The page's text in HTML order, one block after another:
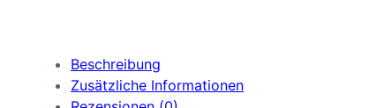
Beschreibung
Zusätzliche Informationen